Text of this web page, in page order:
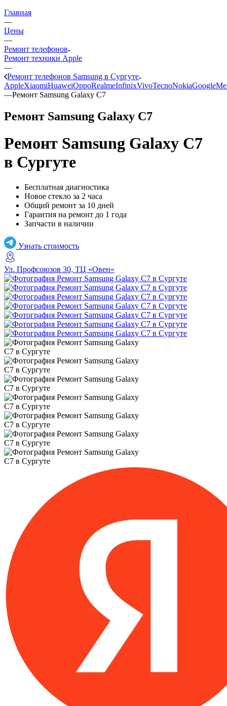
Главная
—
Цены
—
Ремонт телефонов
Ремонт техники Apple
—
Ремонт телефонов Samsung в Сургуте
AppleXiaomiHuaweiOppoRealmeInfinixVivoTecnoNokiaGoogle
—Ремонт Samsung Galaxy C7
Ремонт Samsung Galaxy C7
Ремонт Samsung Galaxy C7
в Сургуте
Бесплатная диагностика
Новое стекло за 2 часа
Общий ремонт за 10 дней
Гарантия на ремонт до 1 года
Запчасти в наличии
Узнать стоимость
Ул. Профсоюзов 30, ТЦ «Овен»